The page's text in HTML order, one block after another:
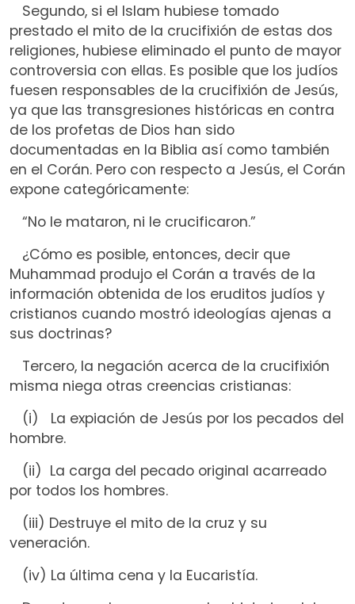
Segundo, si el Islam hubiese tomado
prestado el mito de la crucifixión de estas dos
religiones, hubiese eliminado el punto de mayor
controversia con ellas. Es posible que los judíos
fuesen responsables de la crucifixión de Jesús,
ya que las transgresiones históricas en contra
de los profetas de Dios han sido
documentadas en la Biblia así como también
en el Corán. Pero con respecto a Jesús, el Corán
expone categóricamente:
“No le mataron, ni le crucificaron.”
¿Cómo es posible, entonces, decir que
Muhammad produjo el Corán a través de la
información obtenida de los eruditos judíos y
cristianos cuando mostró ideologías ajenas a
sus doctrinas?
Tercero, la negación acerca de la crucifixión
misma niega otras creencias cristianas:
(i) La expiación de Jesús por los pecados del
hombre.
(ii) La carga del pecado original acarreado
por todos los hombres.
(iii) Destruye el mito de la cruz y su
veneración.
(iv) La última cena y la Eucaristía.